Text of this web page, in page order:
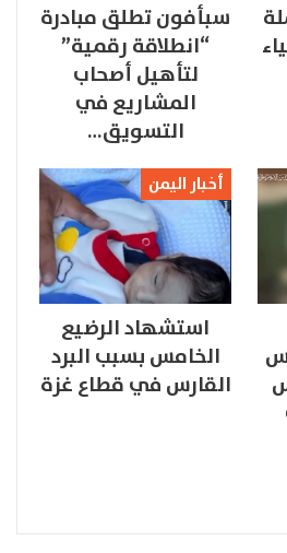
سبأفون تطلق مبادرة
“انطلاقة رقمية”
لتأهيل أصحاب
المشاريع في
التسويق…
أخبار اليمن
استشهاد الرضيع
الخامس بسبب البرد
القارس في قطاع غزة